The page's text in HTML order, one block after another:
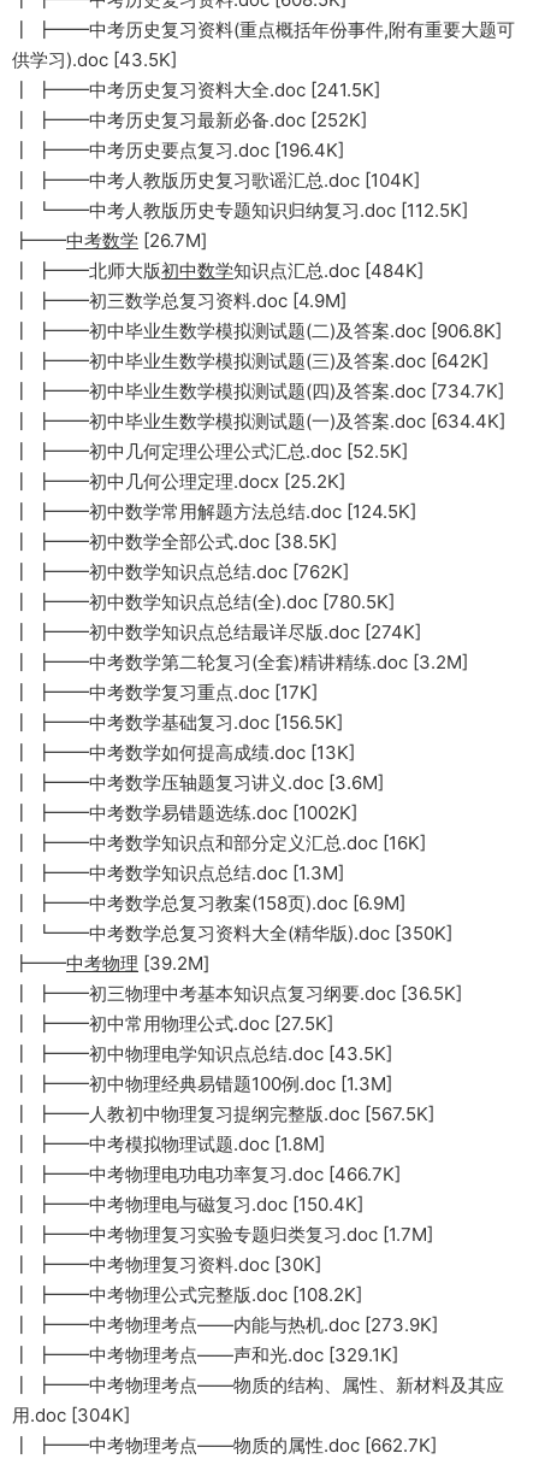
┃ ┣━━中考历史复习资料(重点概括年份事件,附有重要大题可
供学习).doc [43.5K]
┃ ┣━━中考历史复习资料大全.doc [241.5K]
┃ ┣━━中考历史复习最新必备.doc [252K]
┃ ┣━━中考历史要点复习.doc [196.4K]
┃ ┣━━中考人教版历史复习歌谣汇总.doc [104K]
┃ ┗━━中考人教版历史专题知识归纳复习.doc [112.5K]
┣━━中考数学 [26.7M]
┃ ┣━━北师大版初中数学知识点汇总.doc [484K]
┃ ┣━━初三数学总复习资料.doc [4.9M]
┃ ┣━━初中毕业生数学模拟测试题(二)及答案.doc [906.8K]
┃ ┣━━初中毕业生数学模拟测试题(三)及答案.doc [642K]
┃ ┣━━初中毕业生数学模拟测试题(四)及答案.doc [734.7K]
┃ ┣━━初中毕业生数学模拟测试题(一)及答案.doc [634.4K]
┃ ┣━━初中几何定理公理公式汇总.doc [52.5K]
┃ ┣━━初中几何公理定理.docx [25.2K]
┃ ┣━━初中数学常用解题方法总结.doc [124.5K]
┃ ┣━━初中数学全部公式.doc [38.5K]
┃ ┣━━初中数学知识点总结.doc [762K]
┃ ┣━━初中数学知识点总结(全).doc [780.5K]
┃ ┣━━初中数学知识点总结最详尽版.doc [274K]
┃ ┣━━中考数学第二轮复习(全套)精讲精练.doc [3.2M]
┃ ┣━━中考数学复习重点.doc [17K]
┃ ┣━━中考数学基础复习.doc [156.5K]
┃ ┣━━中考数学如何提高成绩.doc [13K]
┃ ┣━━中考数学压轴题复习讲义.doc [3.6M]
┃ ┣━━中考数学易错题选练.doc [1002K]
┃ ┣━━中考数学知识点和部分定义汇总.doc [16K]
┃ ┣━━中考数学知识点总结.doc [1.3M]
┃ ┣━━中考数学总复习教案(158页).doc [6.9M]
┃ ┗━━中考数学总复习资料大全(精华版).doc [350K]
┣━━中考物理 [39.2M]
┃ ┣━━初三物理中考基本知识点复习纲要.doc [36.5K]
┃ ┣━━初中常用物理公式.doc [27.5K]
┃ ┣━━初中物理电学知识点总结.doc [43.5K]
┃ ┣━━初中物理经典易错题100例.doc [1.3M]
┃ ┣━━人教初中物理复习提纲完整版.doc [567.5K]
┃ ┣━━中考模拟物理试题.doc [1.8M]
┃ ┣━━中考物理电功电功率复习.doc [466.7K]
┃ ┣━━中考物理电与磁复习.doc [150.4K]
┃ ┣━━中考物理复习实验专题归类复习.doc [1.7M]
┃ ┣━━中考物理复习资料.doc [30K]
┃ ┣━━中考物理公式完整版.doc [108.2K]
┃ ┣━━中考物理考点――内能与热机.doc [273.9K]
┃ ┣━━中考物理考点――声和光.doc [329.1K]
┃ ┣━━中考物理考点――物质的结构、属性、新材料及其应
用.doc [304K]
┃ ┣━━中考物理考点――物质的属性.doc [662.7K]